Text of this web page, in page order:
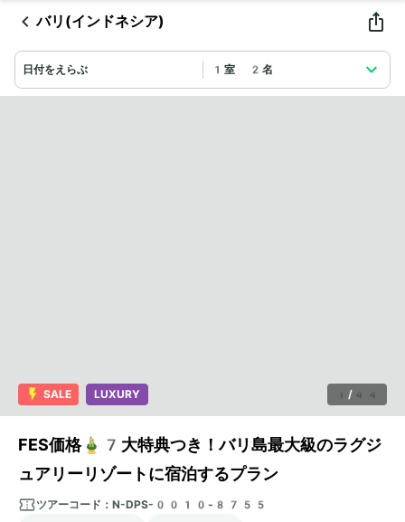
バリ(インドネシア)
日付をえらぶ 1室 2名
1 / 44
SALE LUXURY
FES価格🎍7大特典つき！バリ島最大級のラグジ
ュアリーリゾートに宿泊するプラン
ツアーコード： N-DPS-0010-8755